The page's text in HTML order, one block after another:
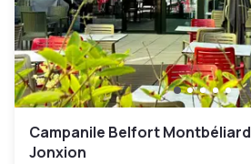
Campanile Belfort Montbéliard
Jonxion